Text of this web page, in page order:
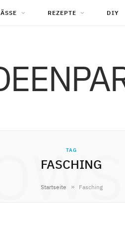
REZEPTE DIY
TAG
FASCHING
Startseite » Fasching